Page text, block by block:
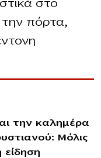
στο
την πόρτα,
την καλημέρα
Μόλις